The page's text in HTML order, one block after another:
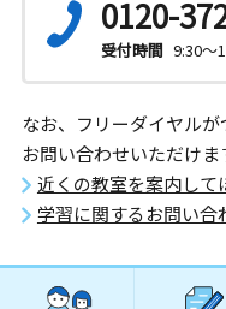
0120-
受付時間 9:30～
なお、フリーダイヤル
お問い合わせいただけま
近くの教室を案内して
学習に関するお問い合